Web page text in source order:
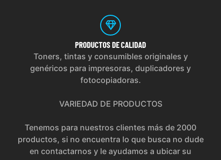
PRODUCTOS DE CALIDAD
Toners, tintas y consumibles originales y
genéricos para impresoras, duplicadores y
fotocopiadoras.
VARIEDAD DE PRODUCTOS
Tenemos para nuestros clientes más de 2000
productos, si no encuentra lo que busca no dude
en contactarnos y le ayudamos a ubicar su